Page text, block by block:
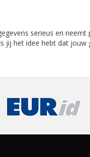
serieus en
jij het idee hebt dat